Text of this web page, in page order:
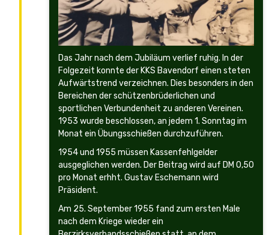
Das Jahr nach dem Jubiläum verlief ruhig. In der
Folgezeit konnte der KKS Bavendorf einen steten
Aufwärtstrend verzeichnen. Dies besonders in den
Bereichen der schützenbrüderlichen und
sportlichen Verbundenheit zu anderen Vereinen.
1953 wurde beschlossen, an jedem 1. Sonntag im
Monat ein Übungsschießen durchzuführen.
1954 und 1955 müssen Kassenfehlgelder
ausgeglichen werden. Der Beitrag wird auf DM 0,50
pro Monat erhht. Gustav Eschemann wird
Präsident.
Am 25. September 1955 fand zum ersten Male
nach dem Kriege wieder ein